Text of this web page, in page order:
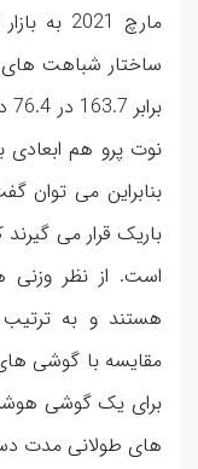
مارچ
بنابراین می
باریک قرار می
است. از نظر وزنی
مقایسه با گوشی
برای یک گوشی
های طولانی مدت